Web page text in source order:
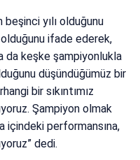
yılı olduğunu
ifade ederek,
da keşke şampiyonlukla
düşündüğümüz bir
bir sıkıntımız
Şampiyon olmak
içindeki performansına,
dedi.